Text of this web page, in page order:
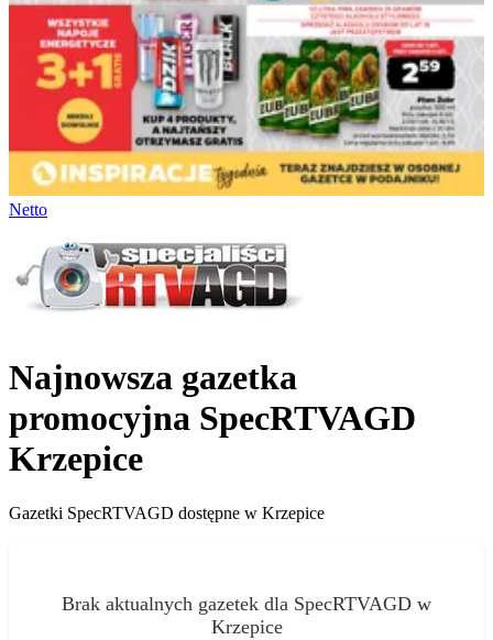
Netto
Najnowsza gazetka
promocyjna SpecRTVAGD
Krzepice
Gazetki SpecRTVAGD dostępne w Krzepice
Brak aktualnych gazetek dla SpecRTVAGD w
Krzepice